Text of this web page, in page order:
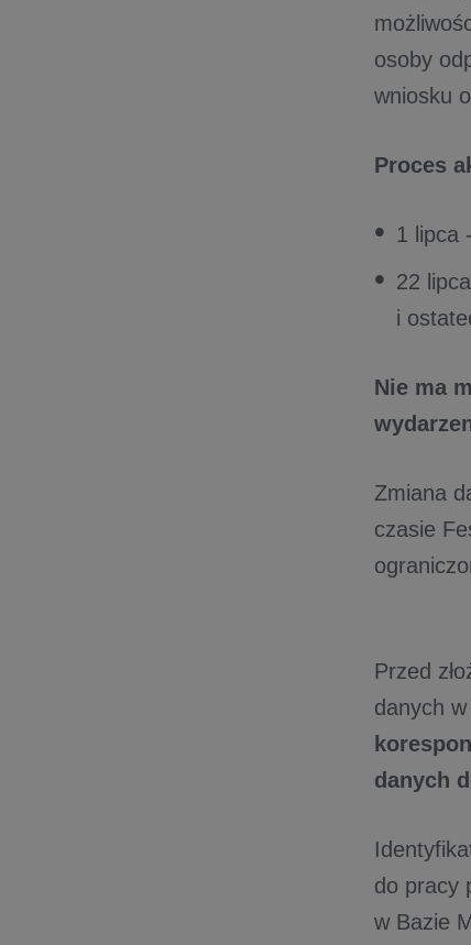
osoby
wniosku
Proces
1 lipca
22
i
Nie ma
Zmiana
czasie
Przed
danych
danych
do pracy
w Bazie